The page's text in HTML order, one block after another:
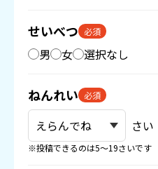
せいべつ 必須
男 女 選択なし
ねんれい 必須
さい
※投稿できるのは5〜19さいです